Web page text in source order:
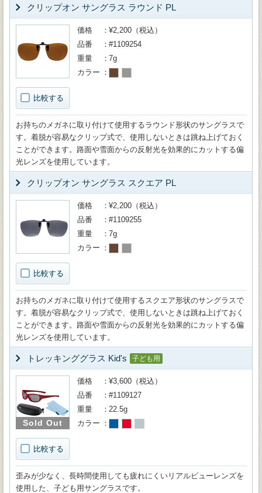
クリップオン サングラス ラウンド PL
比較する
価格
¥2,200（税込）
品番
#1109254
重量
7g
カラー
お持ちのメガネに取り付けて使用するラウンド形状のサングラスで
す。着脱が容易なクリップ式で、使用しないときは跳ね上げておく
ことができます。路面や雪面からの反射光を効果的にカットする偏
光レンズを使用しています。
クリップオン サングラス スクエア PL
比較する
価格
¥2,200（税込）
品番
#1109255
重量
7g
カラー
お持ちのメガネに取り付けて使用するスクエア形状のサングラスで
す。着脱が容易なクリップ式で、使用しないときは跳ね上げておく
ことができます。路面や雪面からの反射光を効果的にカットする偏
光レンズを使用しています。
トレッキンググラス Kid's 子ども用
Sold Out
比較する
価格
¥3,600（税込）
品番
#1109127
重量
22.5g
カラー
歪みが少なく、長時間使用しても疲れにくいリアルビューレンズを
使用した、子ども用サングラスです。